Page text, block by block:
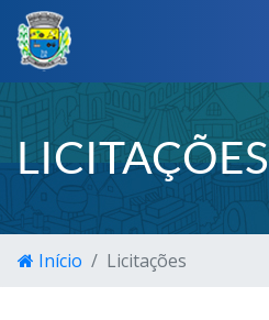
LICITAÇÕES
Início Licitações